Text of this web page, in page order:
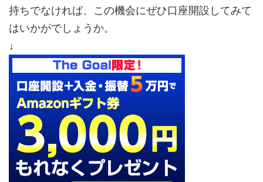
持ちでなければ、この機会にぜひ口座開設してみて
はいかがでしょうか。
↓